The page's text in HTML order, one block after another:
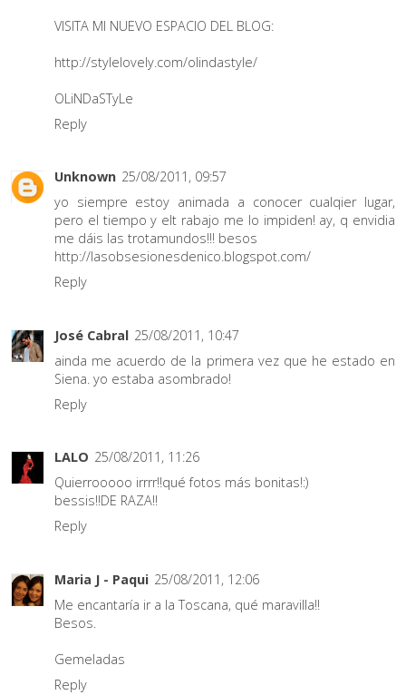
VISITA MI NUEVO ESPACIO DEL BLOG:
http://stylelovely.com/olindastyle/
OLiNDaSTyLe
Reply
Unknown 25/08/2011, 09:57
yo siempre estoy animada a conocer cualqier lugar,
pero el tiempo y elt rabajo me lo impiden! ay, q envidia
me dáis las trotamundos!!! besos
http://lasobsesionesdenico.blogspot.com/
Reply
José Cabral 25/08/2011, 10:47
ainda me acuerdo de la primera vez que he estado en
Siena. yo estaba asombrado!
Reply
LALO 25/08/2011, 11:26
Quierrooooo irrrr!!qué fotos más bonitas!:)
bessis!!DE RAZA!!
Reply
Maria J - Paqui 25/08/2011, 12:06
Me encantaría ir a la Toscana, qué maravilla!!
Besos.
Gemeladas
Reply